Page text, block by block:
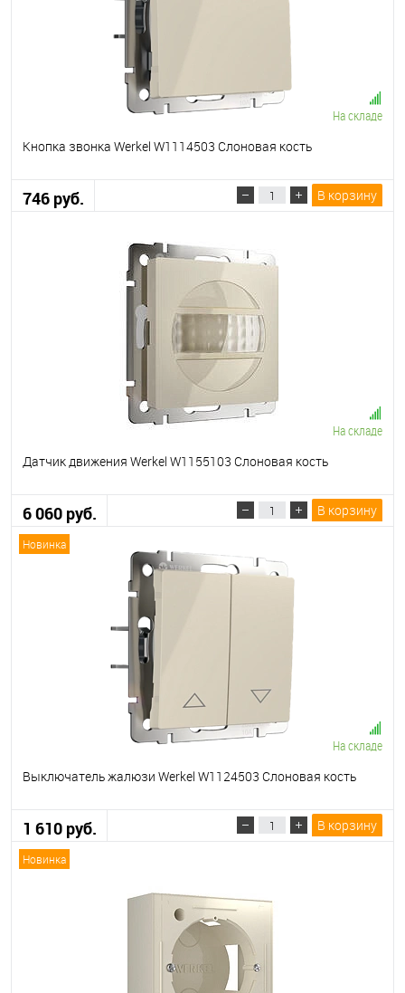
На складе
Кнопка звонка Werkel W1114503 Слоновая кость
746 руб. В корзину
На складе
Датчик движения Werkel W1155103 Слоновая кость
6 060 руб. В корзину
Новинка
На складе
Выключатель жалюзи Werkel W1124503 Слоновая кость
1 610 руб. В корзину
Новинка